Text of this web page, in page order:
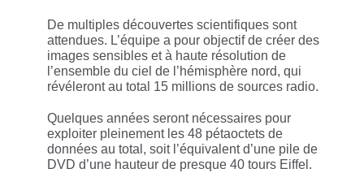
De multiples découvertes scientifiques sont
attendues. L’équipe a pour objectif de créer des
images sensibles et à haute résolution de
l’ensemble du ciel de l’hémisphère nord, qui
révéleront au total 15 millions de sources radio.
Quelques années seront nécessaires pour
exploiter pleinement les 48 pétaoctets de
données au total, soit l’équivalent d’une pile de
DVD d’une hauteur de presque 40 tours Eiffel.